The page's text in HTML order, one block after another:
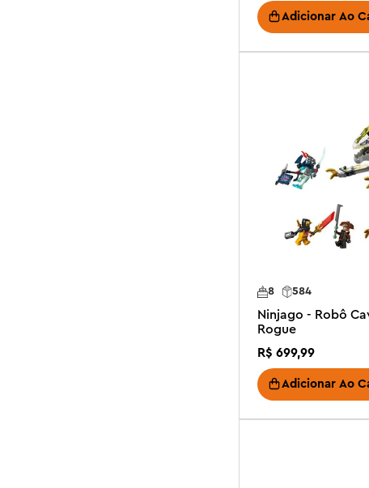
Adicionar Ao
584
8
Ninjago - Robô
Rogue
R$ 699,99
Adicionar Ao